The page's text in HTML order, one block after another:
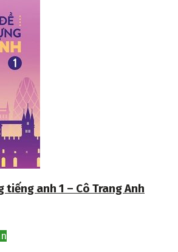
anh 1 – Cô Trang Anh